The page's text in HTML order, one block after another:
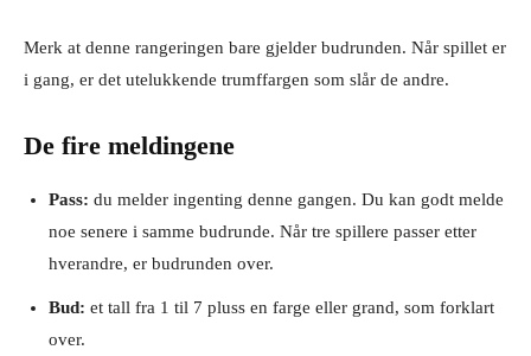
Merk at denne rangeringen bare gjelder budrunden. Når spillet er
i gang, er det utelukkende trumffargen som slår de andre.
De fire meldingene
Pass: du melder ingenting denne gangen. Du kan godt melde
noe senere i samme budrunde. Når tre spillere passer etter
hverandre, er budrunden over.
Bud: et tall fra 1 til 7 pluss en farge eller grand, som forklart
over.